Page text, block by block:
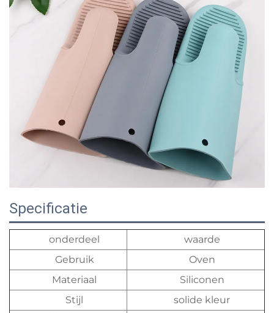
Specificatie
onderdeel
waarde
Gebruik
Oven
Materiaal
Siliconen
Stijl
solide kleur